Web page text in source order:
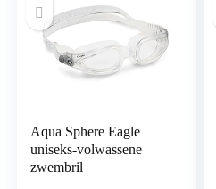
Aqua Sphere Eagle
uniseks-volwassene
zwembril